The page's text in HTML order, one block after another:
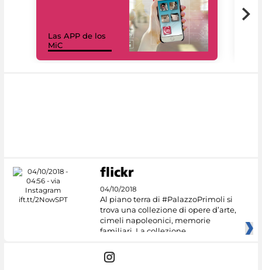
Las APP de los
MiC
04/10/2018
Al piano terra di #PalazzoPrimoli si
trova una collezione di opere d’arte,
cimeli napoleonici, memorie
familiari. La collezione